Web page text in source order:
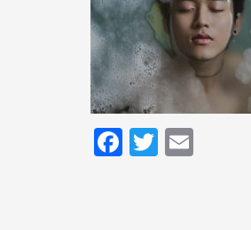
Facebook
Twitter